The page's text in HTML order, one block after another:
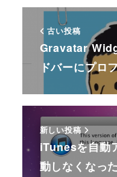
古い投稿
Gravatar
ドバーにプロ
新しい投稿
iTunesを自動
動しなくなっ